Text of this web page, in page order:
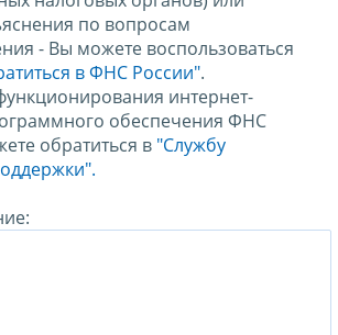
по вопросам
- Вы можете воспользоваться
в ФНС России".
интернет-
обеспечения ФНС
обратиться в "Службу